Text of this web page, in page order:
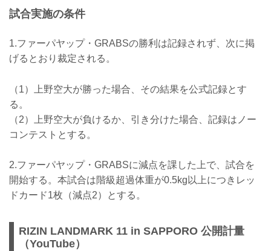
試合実施の条件
1.ファーパヤップ・GRABSの勝利は記録されず、次に掲
げるとおり裁定される。
（1）上野空大が勝った場合、その結果を公式記録とす
る。
（2）上野空大が負けるか、引き分けた場合、記録はノー
コンテストとする。
2.ファーパヤップ・GRABSに減点を課した上で、試合を
開始する。本試合は階級超過体重が0.5kg以上につきレッ
ドカード1枚（減点2）とする。
RIZIN LANDMARK 11 in SAPPORO 公開計量
（YouTube）